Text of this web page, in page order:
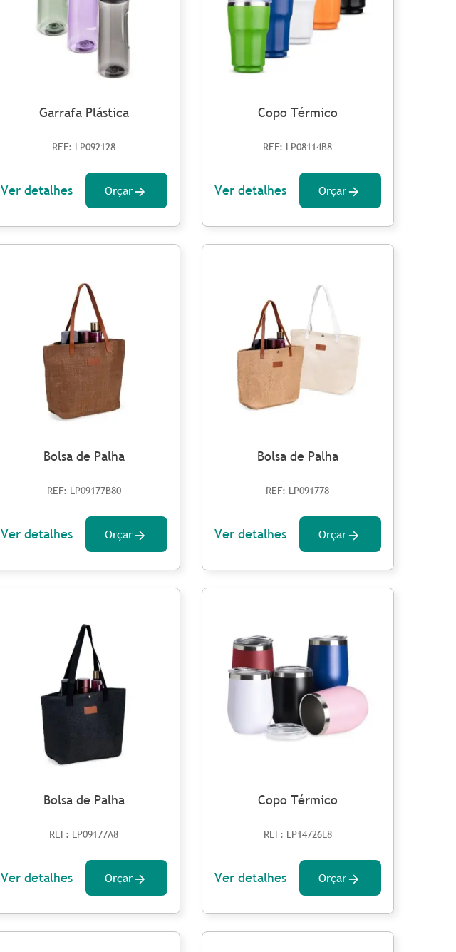
Garrafa Plástica
REF: LP092128
Ver detalhes Orçar
Copo Térmico
REF: LP08114B8
Ver detalhes Orçar
Bolsa de Palha
REF: LP09177B80
Ver detalhes Orçar
Bolsa de Palha
REF: LP091778
Ver detalhes Orçar
Bolsa de Palha
REF: LP09177A8
Ver detalhes Orçar
Copo Térmico
REF: LP14726L8
Ver detalhes Orçar